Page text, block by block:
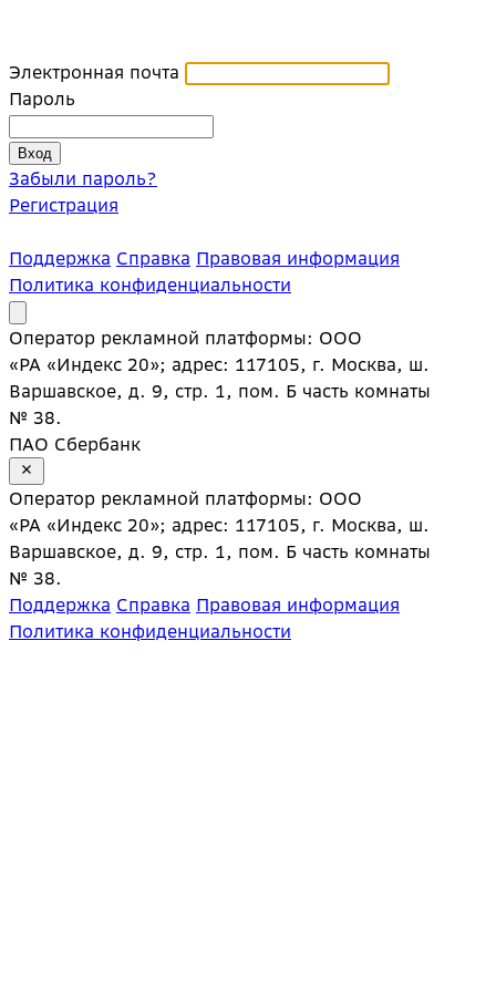
Электронная почта
Пароль
Забыли пароль?
Регистрация
Поддержка Справка Правовая информация
Политика конфиденциальности
Оператор рекламной платформы: ООО
«РА «Индекс 20»; адрес: 117105, г. Москва, ш.
Варшавское, д. 9, стр. 1, пом. Б часть комнаты
№ 38.
ПАО Сбербанк
Оператор рекламной платформы: ООО
«РА «Индекс 20»; адрес: 117105, г. Москва, ш.
Варшавское, д. 9, стр. 1, пом. Б часть комнаты
№ 38.
Поддержка Справка Правовая информация
Политика конфиденциальности